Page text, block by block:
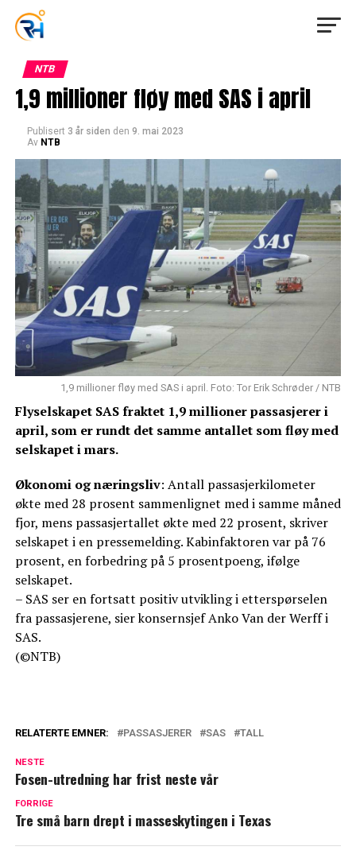
NTB
1,9 millioner fløy med SAS i april
Publisert 3 år siden den 9. mai 2023
Av NTB
1,9 millioner fløy med SAS i april. Foto: Tor Erik Schrøder / NTB
Flyselskapet SAS fraktet 1,9 millioner passasjerer i
april, som er rundt det samme antallet som fløy med
selskapet i mars.
Økonomi og næringsliv: Antall passasjerkilometer
økte med 28 prosent sammenlignet med i samme måned
fjor, mens passasjertallet økte med 22 prosent, skriver
selskapet i en pressemelding. Kabinfaktoren var på 76
prosent, en forbedring på 5 prosentpoeng, ifølge
selskapet.
– SAS ser en fortsatt positiv utvikling i etterspørselen
fra passasjerene, sier konsernsjef Anko Van der Werff i
SAS.
(©NTB)
RELATERTE EMNER: PASSASJERER SAS TALL
NESTE
Fosen-utredning har frist neste vår
FORRIGE
Tre små barn drept i masseskytingen i Texas